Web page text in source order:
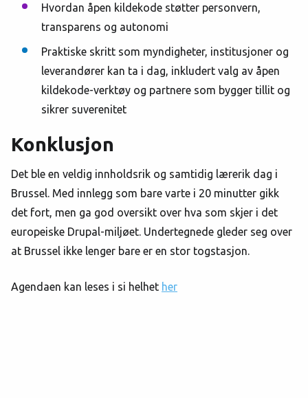
Hvordan åpen kildekode støtter personvern,
transparens og autonomi
Praktiske skritt som myndigheter, institusjoner og
leverandører kan ta i dag, inkludert valg av åpen
kildekode-verktøy og partnere som bygger tillit og
sikrer suverenitet
Konklusjon
Det ble en veldig innholdsrik og samtidig lærerik dag i
Brussel. Med innlegg som bare varte i 20 minutter gikk
det fort, men ga god oversikt over hva som skjer i det
europeiske Drupal-miljøet. Undertegnede gleder seg over
at Brussel ikke lenger bare er en stor togstasjon.
Agendaen kan leses i si helhet her